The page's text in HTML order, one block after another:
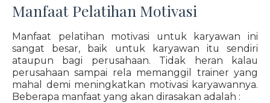
Manfaat Pelatihan Motivasi
Manfaat pelatihan motivasi untuk karyawan ini
sangat besar, baik untuk karyawan itu sendiri
ataupun bagi perusahaan. Tidak heran kalau
perusahaan sampai rela memanggil trainer yang
mahal demi meningkatkan motivasi karyawannya.
Beberapa manfaat yang akan dirasakan adalah :